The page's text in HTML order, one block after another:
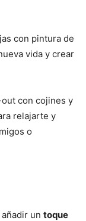
con pintura de
vida y crear
con cojines y
relajarte y
o
un toque